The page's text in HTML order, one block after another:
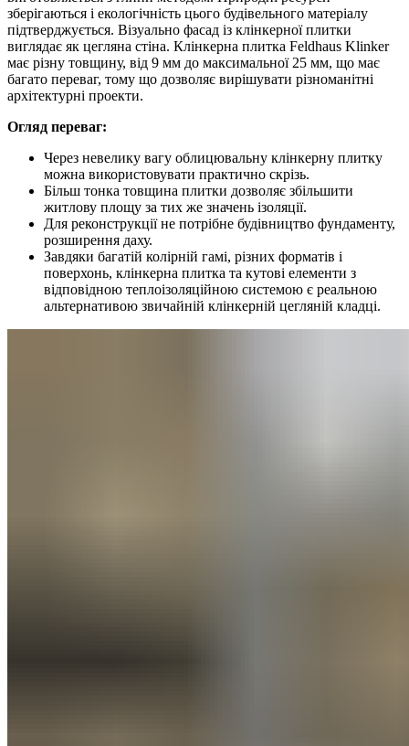
зберігаються і екологічність цього будівельного матеріалу
підтверджується. Візуально фасад із клінкерної плитки
виглядає як цегляна стіна. Клінкерна плитка Feldhaus Klinker
має різну товщину, від 9 мм до максимальної 25 мм, що має
багато переваг, тому що дозволяє вирішувати різноманітні
архітектурні проекти.
Огляд переваг:
Через невелику вагу облицювальну клінкерну плитку
можна використовувати практично скрізь.
Більш тонка товщина плитки дозволяє збільшити
житлову площу за тих же значень ізоляції.
Для реконструкції не потрібне будівництво фундаменту,
розширення даху.
Завдяки багатій колірній гамі, різних форматів і
поверхонь, клінкерна плитка та кутові елементи з
відповідною теплоізоляційною системою є реальною
альтернативою звичайній клінкерній цегляній кладці.